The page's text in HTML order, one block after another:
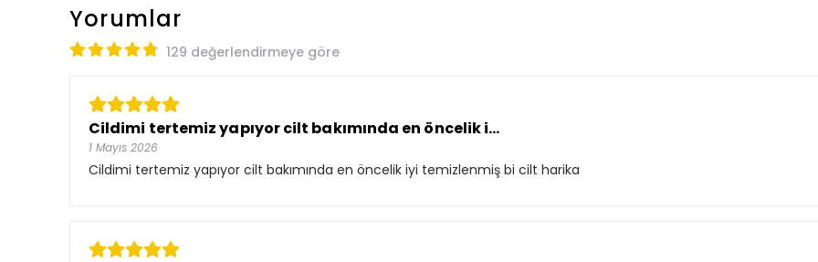
Yorumlar
129 değerlendirmeye göre
Cildimi tertemiz yapıyor cilt bakımında en öncelik i...
1 Mayıs 2026
Cildimi tertemiz yapıyor cilt bakımında en öncelik iyi temizlenmiş bi cilt harika